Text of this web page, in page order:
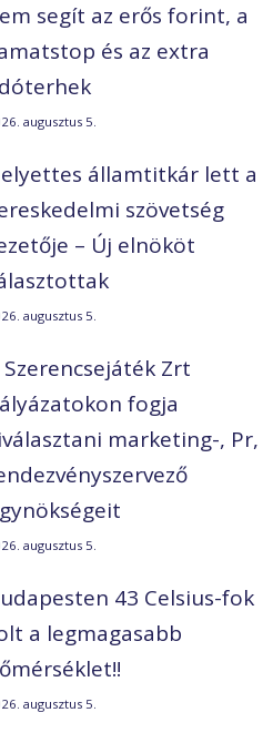
segít az erős forint, a
és az extra
augusztus 5.
államtitkár lett a
szövetség
– Új elnököt
augusztus 5.
Szerencsejáték Zrt
fogja
marketing-, Pr,
augusztus 5.
43 Celsius-fok
a legmagasabb
augusztus 5.